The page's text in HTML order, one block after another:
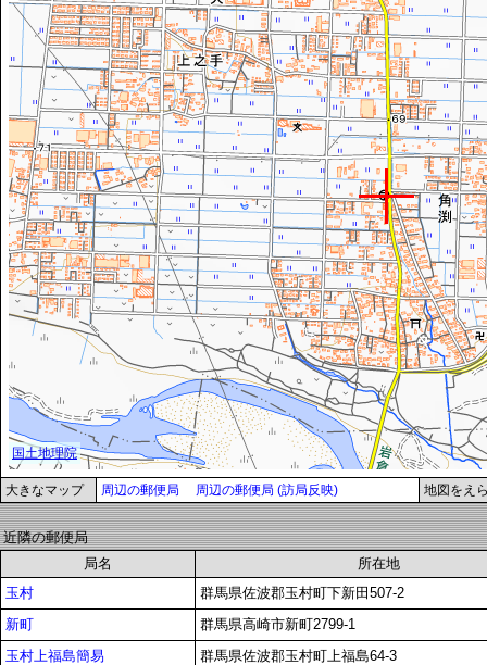
大きなマップ 周辺の郵便局 周辺の郵便局 (訪局反映) 地図をえ
近隣の郵便局
局名
所在地
玉村
群馬県佐波郡玉村町下新田507-2
新町
群馬県高崎市新町2799-1
玉村上福島簡易
群馬県佐波郡玉村町上福島64-3